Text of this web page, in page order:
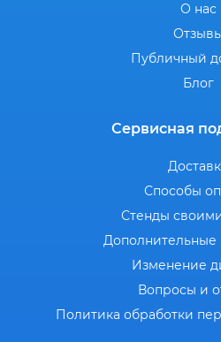
О нас
Публичный
Блог
Сервисная
Способы
Стенды
Дополнительные
Изменение
Вопросы и
Политика обработки